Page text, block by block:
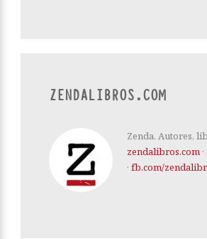
ZENDALIBROS.COM
Zenda. Autores,
zendalibros.com ·
· fb.com/